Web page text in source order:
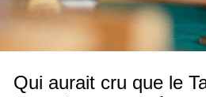
Qui aurait cru que le